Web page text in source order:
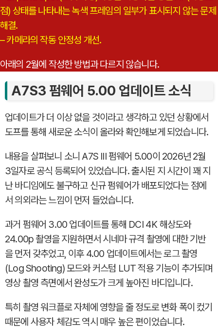
점) 상태를 나타내는 녹색 프레임의 일부가 표시되지 않는 문제
해결.
– 카메라의 작동 안정성 개선.
아래의 2월에 작성한 방법과 다르지 않습니다.
A7S3 펌웨어 5.00 업데이트 소식
업데이트가 더 이상 없을 것이라고 생각하고 있던 상황에서
도프를 통해 새로운 소식이 올라와 확인해보게 되었습니다.
내용을 살펴보니 소니 A7S III 펌웨어 5.00이 2026년 2월
3일자로 공식 등록되어 있었습니다. 출시된 지 시간이 꽤 지
난 바디임에도 불구하고 신규 펌웨어가 배포되었다는 점에
서 의외라는 느낌이 먼저 들었습니다.
과거 펌웨어 3.00 업데이트를 통해 DCI 4K 해상도와
24.00p 촬영을 지원하면서 시네마 규격 촬영에 대한 기반
을 먼저 갖추었고, 이후 4.00 업데이트에서는 로그 촬영
(Log Shooting) 모드와 커스텀 LUT 적용 기능이 추가되며
영상 촬영 측면에서 완성도가 크게 높아진 바디입니다.
특히 촬영 워크플로 자체에 영향을 줄 정도로 변화 폭이 컸기
때문에 사용자 체감도 역시 매우 높은 편이었습니다.